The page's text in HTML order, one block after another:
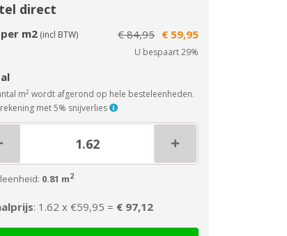
direct
m2 (incl BTW) € 84,95 € 59,95
U bespaart 29%
m2 wordt afgerond op hele besteleenheden.
met 5% snijverlies
0.81 m2
: 1.62 x €59,95 = € 97,12